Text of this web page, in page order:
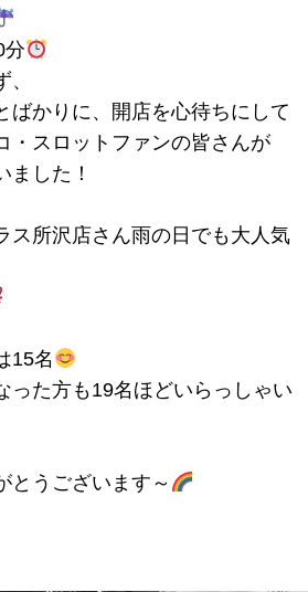
分
ばかりに、開店を心待ちにして
・スロットファンの皆さんが
ました！
ス所沢店さん雨の日でも大人気
15名
った方も19名ほどいらっしゃい
とうございます～